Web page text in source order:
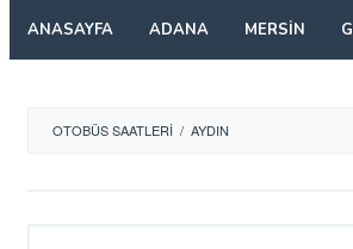
content
ANASAYFA ADANA MERSIN
OTOBÜS SAATLERI / AYDIN